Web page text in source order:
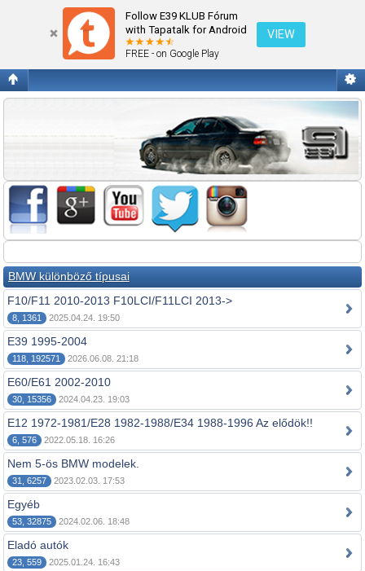
Follow E39 KLUB Fórum
with Tapatalk for Android
FREE - on Google Play
VIEW
Fórum kezdőlap megtekintése
BMW különböző típusai
F10/F11 2010-2013 F10LCI/F11LCI 2013->
8, 1361 2025.04.24. 19:50
E39 1995-2004
118, 192571 2026.06.08. 21:18
E60/E61 2002-2010
30, 15356 2024.04.23. 19:03
E12 1972-1981/E28 1982-1988/E34 1988-1996 Az elődök!!
6, 576 2022.05.18. 16:26
Nem 5-ös BMW modelek.
31, 6257 2023.02.03. 17:53
Egyéb
53, 32875 2024.02.06. 18:48
Eladó autók
23, 559 2025.01.24. 16:43